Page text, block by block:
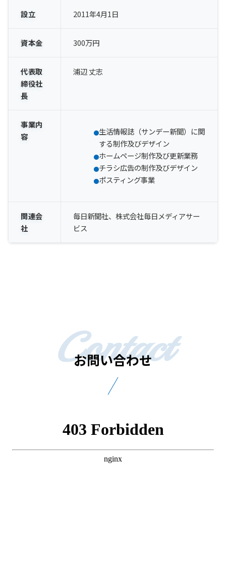
設立 2011年4月1日
資本金 300万円
代表取
締役社
長
浦辺 丈志
事業内
容
生活情報誌（サンデー新聞）に関
する制作及びデザイン
ホームページ制作及び更新業務
チラシ広告の制作及びデザイン
ポスティング事業
関連会
社
毎日新聞社、株式会社毎日メディアサー
ビス
お問い合わせ